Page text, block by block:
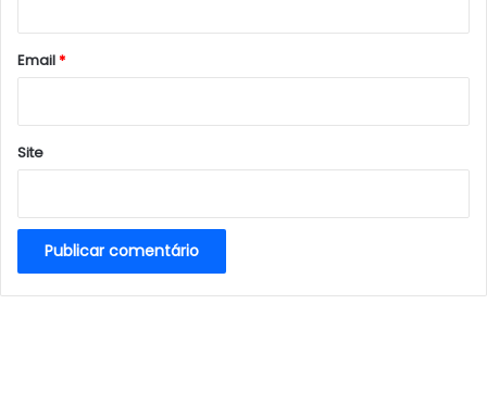
*
Email*
Site